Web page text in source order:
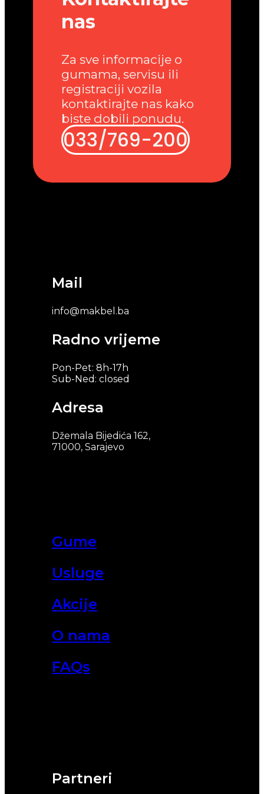
Partneri
Gume
Usluge
Akcije
O nama
FAQs
Mail
info@makbel.ba
Radno vrijeme
Pon-Pet: 8h-17h
Sub-Ned: closed
Adresa
Džemala Bijedića 162,
71000, Sarajevo
nas
Za sve informacije o
gumama, servisu ili
registraciji vozila
kontaktirajte nas kako
biste dobili ponudu.
033/769-200